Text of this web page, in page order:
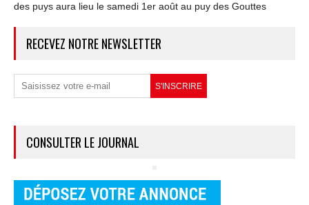
des puys aura lieu le samedi 1er août au puy des Gouttes
RECEVEZ NOTRE NEWSLETTER
CONSULTER LE JOURNAL